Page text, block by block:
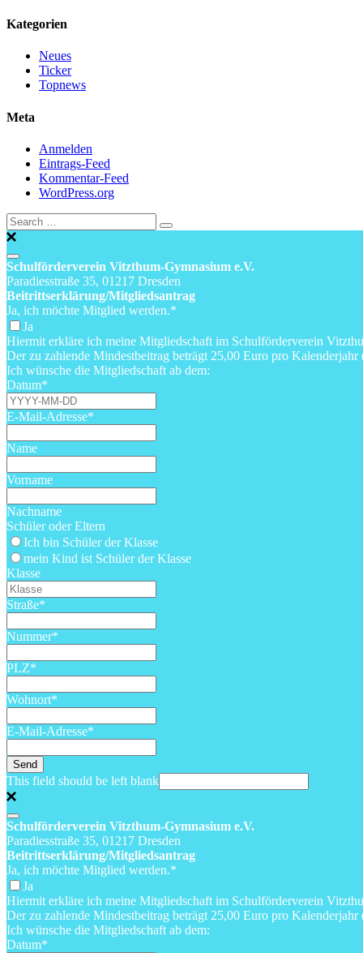
Kategorien
Neues
Ticker
Topnews
Meta
Anmelden
Eintrags-Feed
Kommentar-Feed
WordPress.org
Schulförderverein Vitzthum-Gymnasium e.V.
Paradiesstraße 35, 01217 Dresden
Beitrittserklärung/Mitgliedsantrag
Ja, ich möchte Mitglied werden.*
Ja
Hiermit erkläre ich meine Mitgliedschaft im Schulförderverein
Der zu zahlende Mindestbeitrag beträgt 25,00 Euro pro
Ich wünsche die Mitgliedschaft ab dem:
Datum*
E-Mail-Adresse*
Name
Vorname
Nachname
Schüler oder Eltern
Ich bin Schüler der Klasse
mein Kind ist Schüler der Klasse
Klasse
Straße*
Nummer*
PLZ*
Wohnort*
E-Mail-Adresse*
Send
This field should be left blank
Schulförderverein Vitzthum-Gymnasium e.V.
Paradiesstraße 35, 01217 Dresden
Beitrittserklärung/Mitgliedsantrag
Ja, ich möchte Mitglied werden.*
Ja
Hiermit erkläre ich meine Mitgliedschaft im Schulförderverein
Der zu zahlende Mindestbeitrag beträgt 25,00 Euro pro
Ich wünsche die Mitgliedschaft ab dem:
Datum*